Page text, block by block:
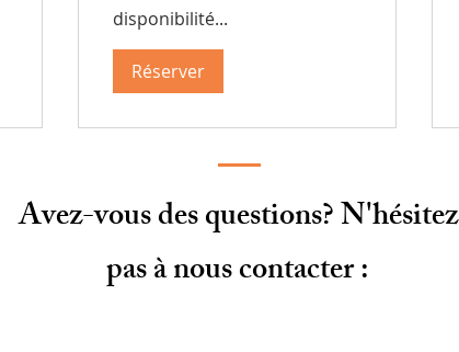
disponibilité...
Réserver
Avez-vous des questions? N'hésitez
pas à nous contacter :